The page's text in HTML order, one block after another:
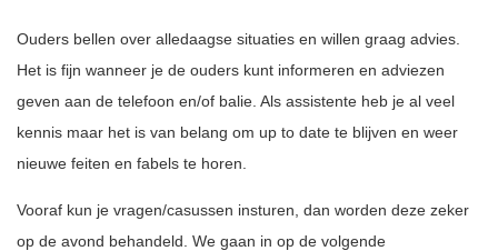
Ouders bellen over alledaagse situaties en willen graag advies.
Het is fijn wanneer je de ouders kunt informeren en adviezen
geven aan de telefoon en/of balie. Als assistente heb je al veel
kennis maar het is van belang om up to date te blijven en weer
nieuwe feiten en fabels te horen.
Vooraf kun je vragen/casussen insturen, dan worden deze zeker
op de avond behandeld. We gaan in op de volgende